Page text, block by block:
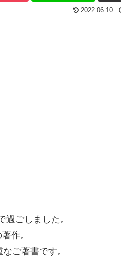
2022.06.10
ごしました。
作。
ご著書です。